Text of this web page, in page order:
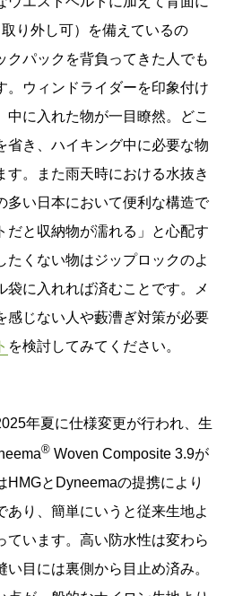
り外し可）を備えているの
クパックを背負ってきた人でも
ウィンドライダーを印象付け
中に入れた物が一目瞭然。どこ
省き、ハイキング中に必要な物
す。また雨天時における水抜き
多い日本において便利な構造で
だと収納物が濡れる」と心配す
たくない物はジップロックのよ
袋に入れれば済むことです。
メ
感じない人や藪漕ぎ対策が必要
を検討してみてください。
年夏に仕様変更が行われ、生
® Woven Composite 3.9が
HMGと Dyneemaの提携により
あり、簡単にいうと従来生地よ
います。 高い防水性は変わら
目には裏側から目止め済み。